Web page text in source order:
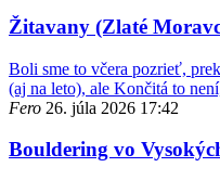
Žitavany (Zlaté
Boli sme to včera pozrieť,
(aj na leto), ale Končitá to
Fero 26. júla 2026 17:42
Bouldering vo